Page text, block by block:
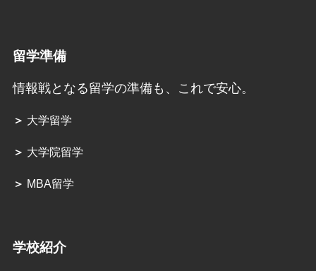
留学準備
情報戦となる留学の準備も、これで安心。
＞ 大学留学
＞ 大学院留学
＞ MBA留学
学校紹介